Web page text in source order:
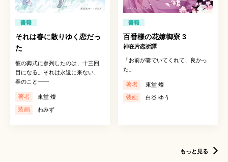
書籍
それは春に散りゆく恋だっ
た
彼の葬式に参列したのは、十三回
目になる。それは永遠に来ない、
春のこと——
著者 東堂 燦
装画 わみず
書籍
百番様の花嫁御寮 3
神在片恋祈譚
「お前が妻でいてくれて、良かっ
た」
著者 東堂 燦
装画 白谷 ゆう
もっと見る